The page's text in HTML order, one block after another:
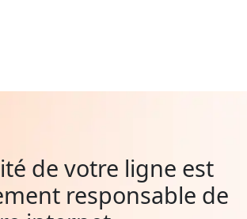
de votre ligne est
responsable de